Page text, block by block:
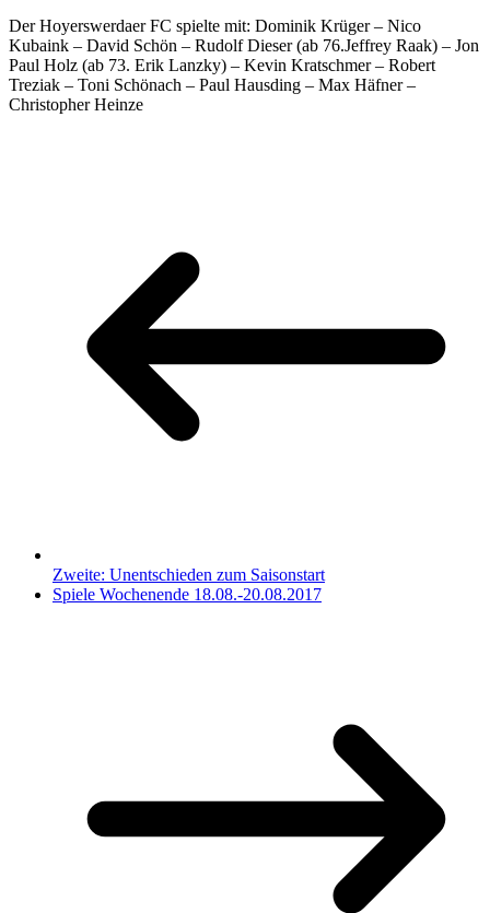
Der Hoyerswerdaer FC spielte mit: Dominik Krüger – Nico
Kubaink – David Schön – Rudolf Dieser (ab 76.Jeffrey Raak) – Jon
Paul Holz (ab 73. Erik Lanzky) – Kevin Kratschmer – Robert
Treziak – Toni Schönach – Paul Hausding – Max Häfner –
Christopher Heinze
Zweite: Unentschieden zum Saisonstart
Spiele Wochenende 18.08.-20.08.2017